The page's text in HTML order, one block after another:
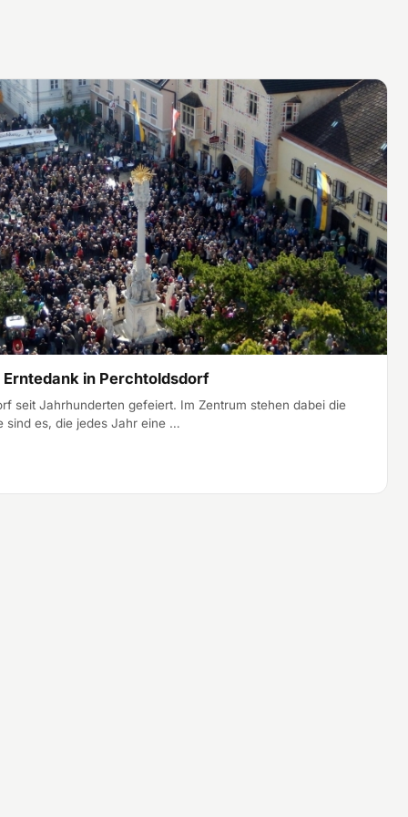
in Perchtoldsdorf
seit Jahrhunderten gefeiert. Im Zentrum stehen dabei die
sind es, die jedes Jahr eine …